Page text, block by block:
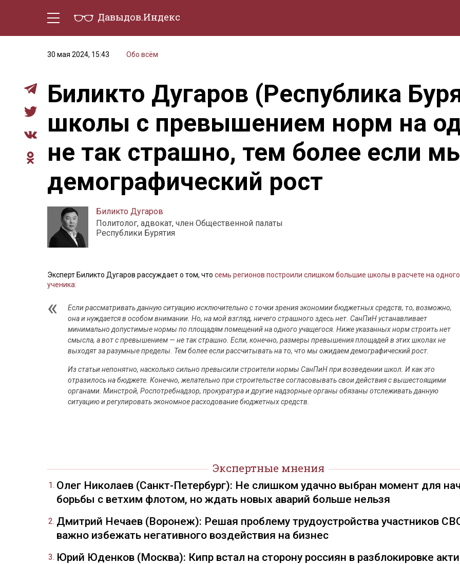
Давыдов.Индекс
30 мая 2024, 15:43
Обо всём
Биликто Дугаров (Республика
школы с превышением норм на
не так страшно, тем более если
демографический рост
Биликто Дугаров
Политолог, адвокат, член Общественной палаты
Республики Бурятия
Эксперт Биликто Дугаров рассуждает о том, что семь регионов построили слишком большие школы в расчете на одного
ученика:
Если рассматривать данную ситуацию исключительно с точки зрения экономии бюджетных средств, то, возможно,
она и нуждается в особом внимании. Но, на мой взгляд, ничего страшного здесь нет. СанПиН устанавливает
минимально допустимые нормы по площадям помещений на одного учащегося. Ниже указанных норм строить нет
смысла, а вот с превышением — не так страшно. Если, конечно, размеры превышения площадей в этих школах не
выходят за разумные пределы. Тем более если рассчитывать на то, что мы ожидаем демографический рост.
Из статьи непонятно, насколько сильно превысили строители нормы СанПиН при возведении школ. И как это
отразилось на бюджете. Конечно, желательно при строительстве согласовывать свои действия с вышестоящими
органами. Минстрой, Роспотребнадзор, прокуратура и другие надзорные органы обязаны отслеживать данную
ситуацию и регулировать экономное расходование бюджетных средств.
Экспертные мнения
Олег Николаев (Санкт-Петербург): Не слишком удачно выбран момент для
борьбы с ветхим флотом, но ждать новых аварий больше нельзя
Дмитрий Нечаев (Воронеж): Решая проблему трудоустройства участников
важно избежать негативного воздействия на бизнес
Юрий Юденков (Москва): Кипр встал на сторону россиян в разблокировке